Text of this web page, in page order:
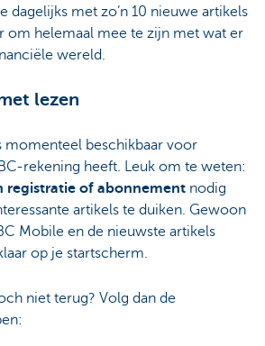
dagelijks met zo’n 10 nieuwe artikels
om helemaal mee te zijn met wat er
wereld.
lezen
momenteel beschikbaar voor
rekening heeft. Leuk om te weten:
registratie of abonnement nodig
artikels te duiken. Gewoon
Mobile en de nieuwste artikels
op je startscherm.
niet terug? Volg dan de